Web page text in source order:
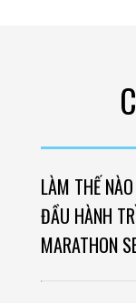
LÀM THẾ
ĐẦU HÀNH
MARATHON